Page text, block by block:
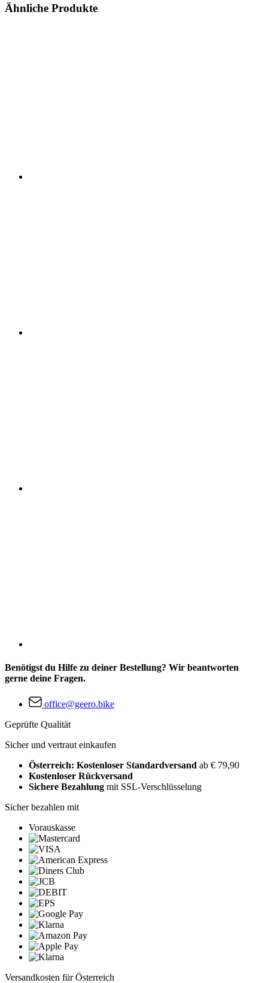
Ähnliche Produkte
Benötigst du Hilfe zu deiner Bestellung? Wir beantworten
gerne deine Fragen.
office@geero.bike
Geprüfte Qualität
Sicher und vertraut einkaufen
Österreich: Kostenloser Standardversand ab € 79,90
Kostenloser Rückversand
Sichere Bezahlung mit SSL-Verschlüsselung
Sicher bezahlen mit
Vorauskasse
Versandkosten für Österreich